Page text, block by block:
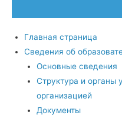
Главная страница
Сведения об
Основные сведения
Структура и органы
организацией
Документы